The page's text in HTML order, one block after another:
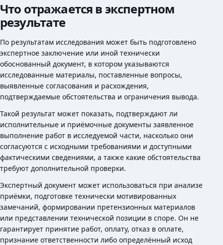
Что отражается в экспертном
результате
По результатам исследования может быть подготовлено
экспертное заключение или иной технически
обоснованный документ, в котором указываются
исследованные материалы, поставленные вопросы,
выявленные согласования и расхождения,
подтверждаемые обстоятельства и ограничения вывода.
Такой результат может показать, подтверждают ли
исполнительные и приёмочные документы заявленное
выполнение работ в исследуемой части, насколько они
согласуются с исходными требованиями и доступными
фактическими сведениями, а также какие обстоятельства
требуют дополнительной проверки.
Экспертный документ может использоваться при анализе
приёмки, подготовке технически мотивированных
замечаний, формировании претензионных материалов
или представлении технической позиции в споре. Он не
гарантирует принятие работ, оплату, отказ в оплате,
признание ответственности либо определённый исход